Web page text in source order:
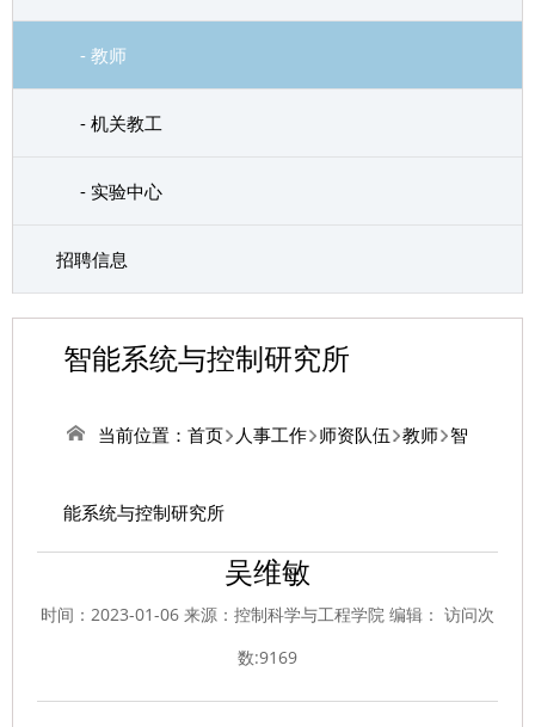
- 教师
- 机关教工
- 实验中心
招聘信息
智能系统与控制研究所
当前位置： 首页 人事工作 师资队伍 教师 智
能系统与控制研究所
吴维敏
时间：2023-01-06 来源：控制科学与工程学院 编辑： 访问次
数:9169